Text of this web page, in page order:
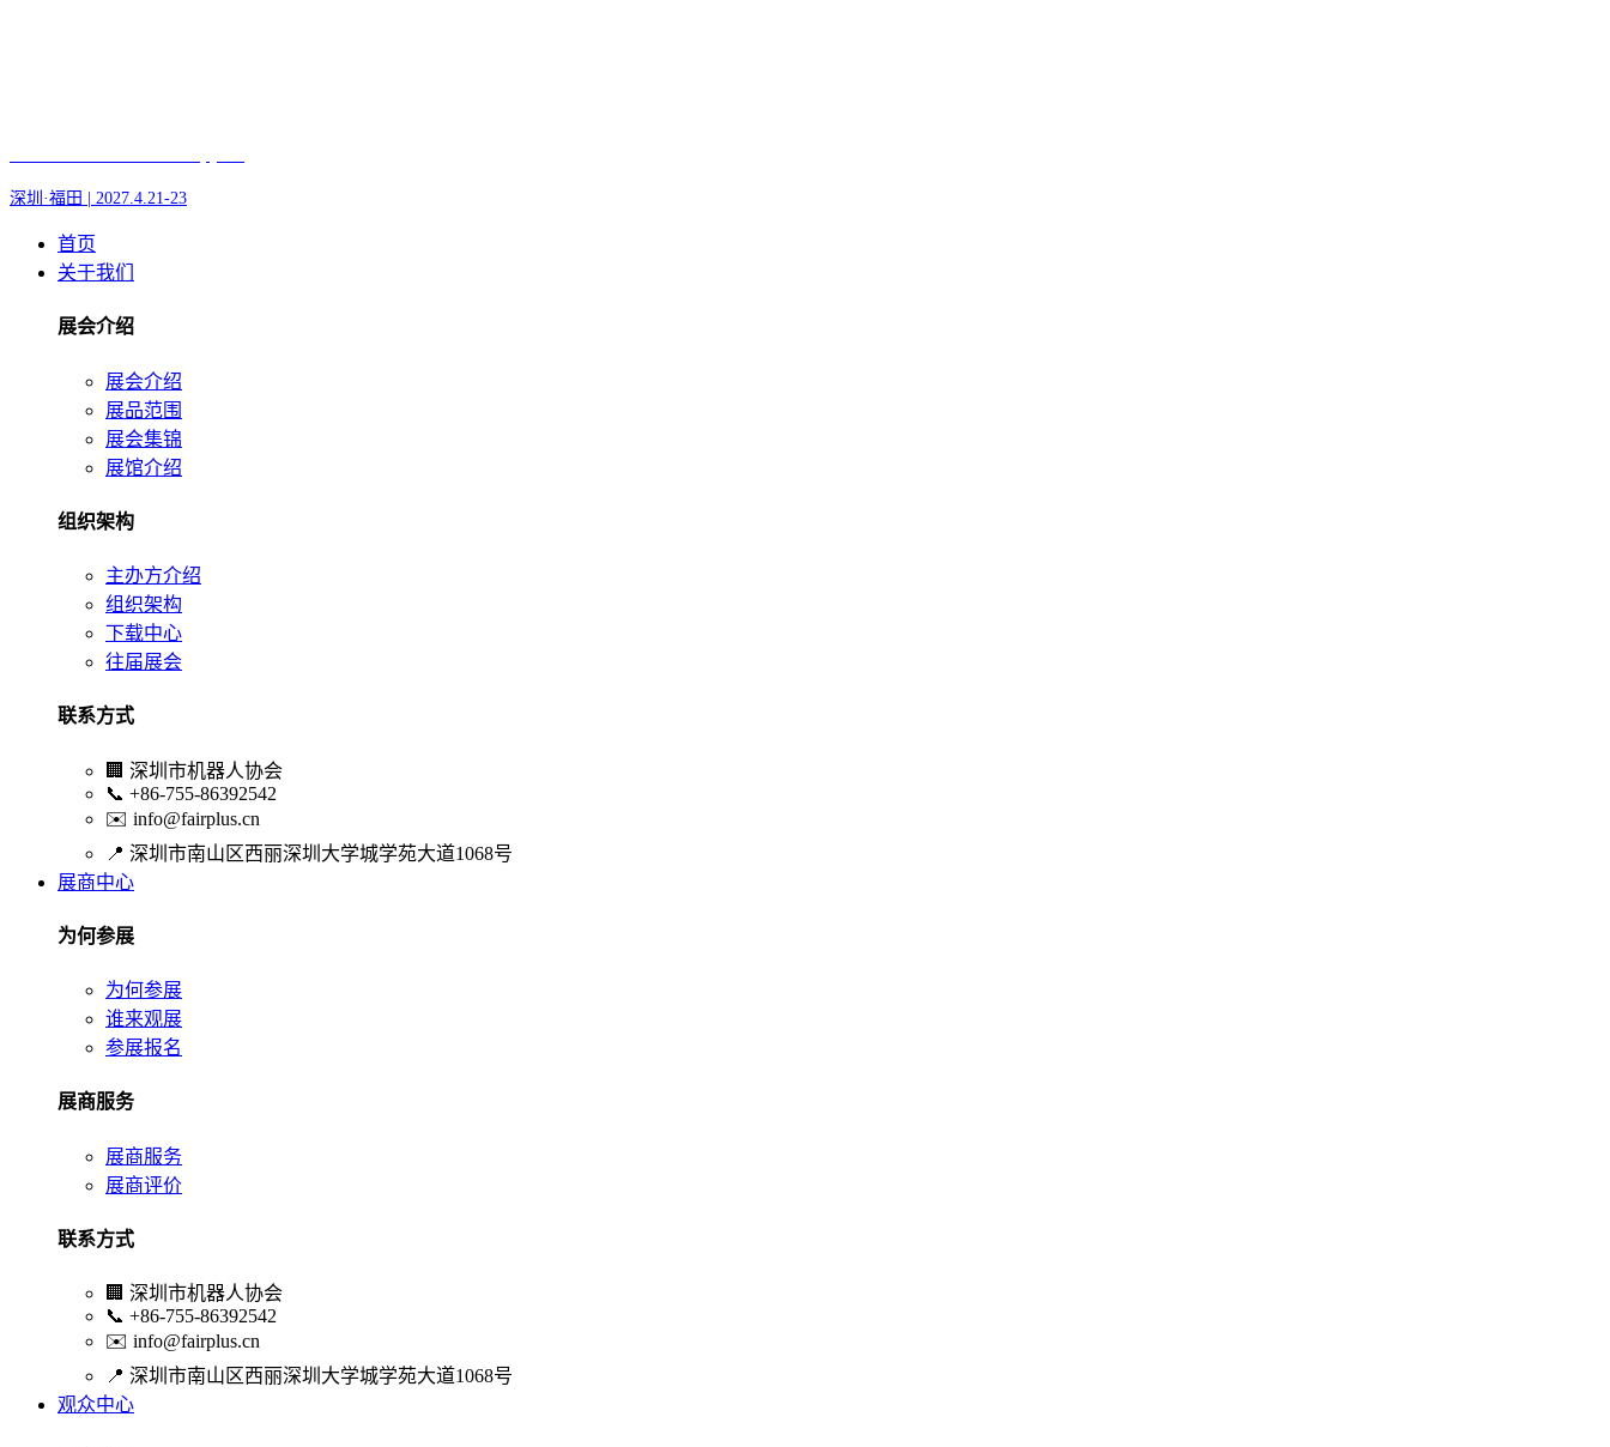
深圳·福田 | 2027.4.21-23
首页
关于我们
展会介绍
展会介绍
展品范围
展会集锦
展馆介绍
组织架构
主办方介绍
组织架构
下载中心
往届展会
联系方式
🏢 深圳市机器人协会
📞 +86-755-86392542
✉️ info@fairplus.cn
📍 深圳市南山区西丽深圳大学城学苑大道1068号
展商中心
为何参展
为何参展
谁来观展
参展报名
展商服务
展商服务
展商评价
联系方式
🏢 深圳市机器人协会
📞 +86-755-86392542
✉️ info@fairplus.cn
📍 深圳市南山区西丽深圳大学城学苑大道1068号
观众中心